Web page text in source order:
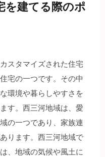
を建てる際のポ
スタマイズされた住宅
宅の一つです。 その中
環境や暮らしやすさを
す。西三河地域は、愛
の一つであり、家族連
ります。西三河地域で
、地域の気候や風土に